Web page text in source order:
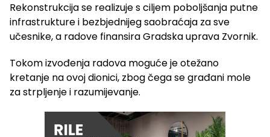
Rekonstrukcija se realizuje s ciljem poboljšanja putne
infrastrukture i bezbjednijeg saobraćaja za sve
učesnike, a radove finansira Gradska uprava Zvornik.
Tokom izvođenja radova moguće je otežano
kretanje na ovoj dionici, zbog čega se građani mole
za strpljenje i razumijevanje.